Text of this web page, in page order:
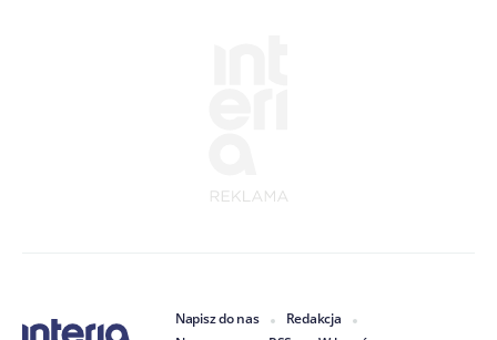
Napisz do nas
Redakcja